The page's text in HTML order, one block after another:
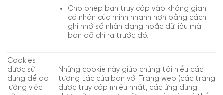
Cho phép bạn truy cập vào không gian
cá nhân của mình nhanh hơn bằng cách
ghi nhớ số nhận dạng hoặc dữ liệu mà
bạn đã chỉ ra trước đó.
Cookies
được sử
dụng để đo
lường việc
Những cookie này giúp chúng tôi hiểu các
tương tác của bạn với Trang web (các trang
được truy cập nhiều nhất, các ứng dụng